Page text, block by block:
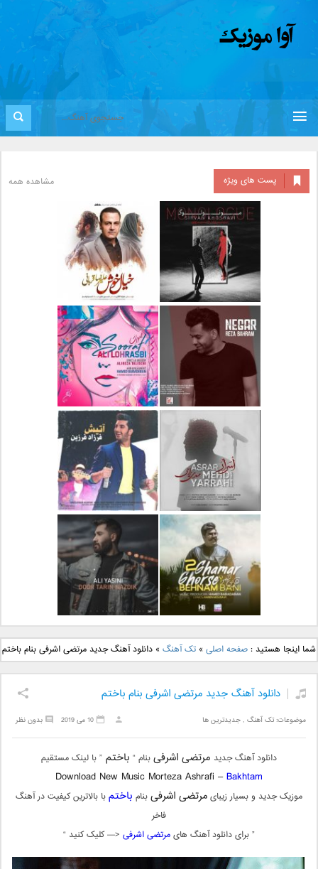
پست های ویژه مشاهده همه
دانلود آلبوم جدید سیروان
خسروی بنام مونولوگ
دانلود آهنگ جدید علیرضا
قربانی بنام خیال خوش
دانلود آهنگ جدید رضا
بهرام بنام نگار
دانلود آهنگ جدید علی
لهراسبی بنام صورت
دانلود آهنگ جدید مهدی
یراحی بنام اسرار
دانلود آهنگ جدید فرزاد
فرزین بنام آتیش
دانلود آهنگ جدید بهنام
بانی بنام قرص قمر 2
دانلود آهنگ جدید علی
یاسینی بنام دورترین نزدیک
شما اینجا هستید :صفحه اصلی »تک آهنگ »دانلود آهنگ جدید مرتضی اشرفی بنام باختم
دانلود آهنگ جدید مرتضی اشرفی بنام باختم
موضوعات:تک آهنگ ,جدیدترین ها بدون نظر 10 می 2019
دانلود آهنگ جدید مرتضی اشرفیبنام “ باختم ” با لینک مستقیم
Download New Music Morteza Ashrafi –Bakhtam
موزیک جدید و بسیار زیبایمرتضی اشرفیبنام باختمبا بالاترین کیفیت در آهنگ
فاخر
” برای دانلود آهنگ هایمرتضی اشرفی <— کلیک کنید “